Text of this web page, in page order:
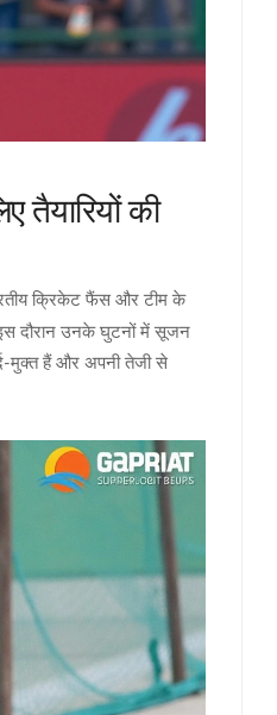
तैयारियों की
क्रिकेट फैंस और टीम के
दौरान उनके घुटनों में सूजन
मुक्त हैं और अपनी तेजी से